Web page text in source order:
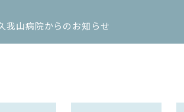
我山病院からのお知らせ